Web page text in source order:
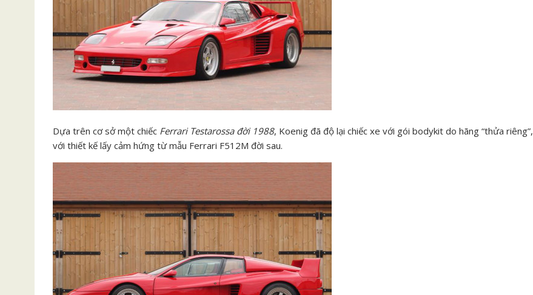
Dựa trên cơ sở một chiếc Ferrari Testarossa đời 1988, Koenig đã độ lại chiếc xe với gói bodykit do hãng “thửa riêng”,
với thiết kế lấy cảm hứng từ mẫu Ferrari F512M đời sau.